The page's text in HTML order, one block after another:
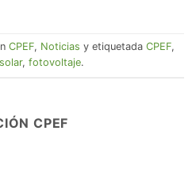
CPEF, Noticias y etiquetada CPEF,
, fotovoltaje.
CPEF